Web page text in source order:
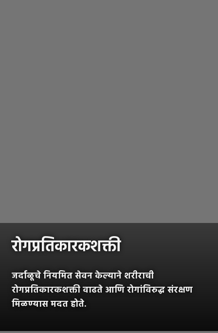
रोगप्रतिकारकशक्ती
जर्दाळूचे नियमित सेवन केल्याने शरीराची
रोगप्रतिकारकशक्ती वाढते आणि रोगांविरुद्ध संरक्षण
मिळण्यास मदत होते.